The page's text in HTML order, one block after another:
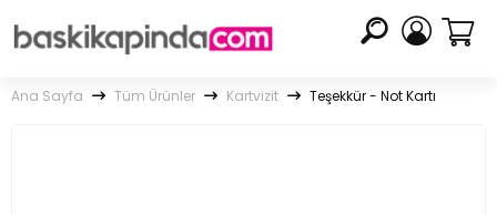
Ana Sayfa Tüm Ürünler Kartvizit Teşekkür - Not Kartı